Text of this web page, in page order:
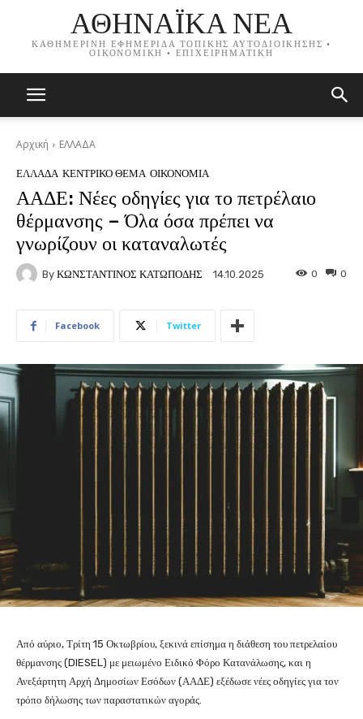
ΑΘΗΝΑΪΚΑ ΝΕΑ
ΚΑΘΗΜΕΡΙΝΗ ΕΦΗΜΕΡΙΔΑ ΤΟΠΙΚΗΣ ΑΥΤΟΔΙΟΙΚΗΣΗΣ •
ΟΙΚΟΝΟΜΙΚΗ • ΕΠΙΧΕΙΡΗΜΑΤΙΚΗ
Αρχική ΕΛΛΑΔΑ
ΕΛΛΑΔΑ ΚΕΝΤΡΙΚΟ ΘΕΜΑ ΟΙΚΟΝΟΜΙΑ
ΑΑΔΕ: Νέες οδηγίες για το πετρέλαιο
θέρμανσης – Όλα όσα πρέπει να
γνωρίζουν οι καταναλωτές
By ΚΩΝΣΤΑΝΤΙΝΟΣ ΚΑΤΩΠΟΔΗΣ 14.10.2025 0
0
Facebook Twitter
Από αύριο, Τρίτη 15 Οκτωβρίου, ξεκινά επίσημα η διάθεση του πετρελαίου
θέρμανσης (DIESEL) με μειωμένο Ειδικό Φόρο Κατανάλωσης, και η
Ανεξάρτητη Αρχή Δημοσίων Εσόδων (ΑΑΔΕ) εξέδωσε νέες οδηγίες για τον
τρόπο δήλωσης των παραστατικών αγοράς.